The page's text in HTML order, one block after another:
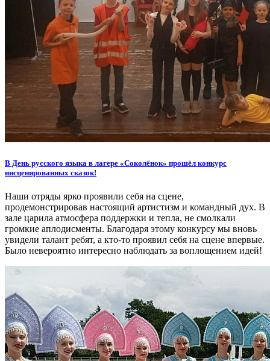
В День русского языка в лагере «Соколёнок» прошёл конкурс
инсценированных сказок!
Наши отряды ярко проявили себя на сцене,
продемонстрировав настоящий артистизм и командный дух. В
зале царила атмосфера поддержки и тепла, не смолкали
громкие аплодисменты. Благодаря этому конкурсу мы вновь
увидели талант ребят, а кто-то проявил себя на сцене впервые.
Было невероятно интересно наблюдать за воплощением идей!